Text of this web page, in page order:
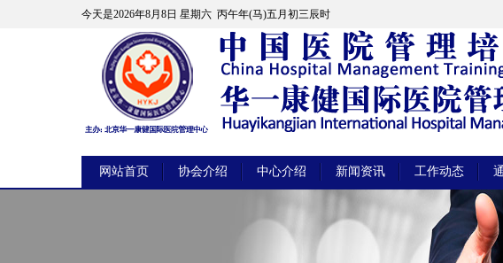
今天是2026年8月8日 星期六 丙午年(马)五月初三辰时
网站首页 协会介绍 中心介绍 新闻资讯 工作动态